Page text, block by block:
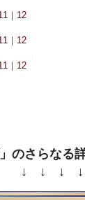
｜ 12
｜ 12
｜ 12
のさらなる
↓ ↓ ↓